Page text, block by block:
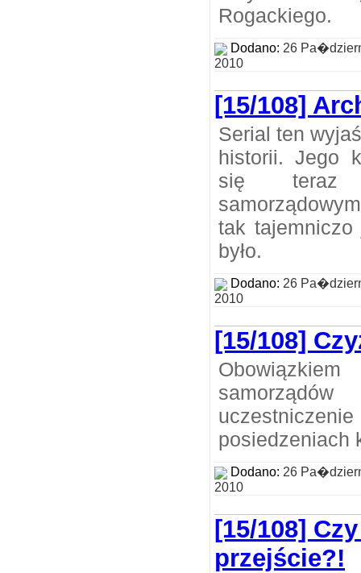
Rogackiego.
Dodano: 26
2010
[15/108]
Serial ten
historii. Jego
się teraz
tak
było.
Dodano: 26
2010
[15/108]
posiedzeniach
Dodano: 26
2010
[15/108]
przejście?!